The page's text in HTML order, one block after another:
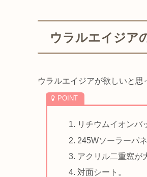
ウラルエイジア
ウラルエイジアが欲しいと思
リチウムイオンバ
245Wソーラーパネ
アクリル二重窓が
対面シート。